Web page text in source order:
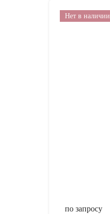
Нет в наличии
по запросу